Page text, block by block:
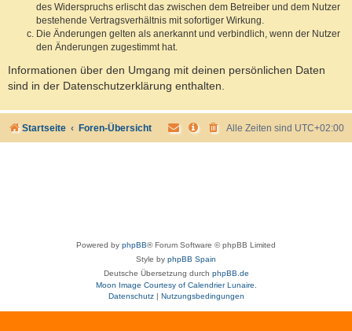
des Widerspruchs erlischt das zwischen dem Betreiber und dem Nutzer
bestehende Vertragsverhältnis mit sofortiger Wirkung.
Die Änderungen gelten als anerkannt und verbindlich, wenn der Nutzer
den Änderungen zugestimmt hat.
Informationen über den Umgang mit deinen persönlichen Daten
sind in der Datenschutzerklärung enthalten.
Startseite Foren-Übersicht Alle Zeiten sind UTC+02:00
Powered by phpBB® Forum Software © phpBB Limited
Style by phpBB Spain
Deutsche Übersetzung durch phpBB.de
Moon Image Courtesy of Calendrier Lunaire.
Datenschutz| Nutzungsbedingungen